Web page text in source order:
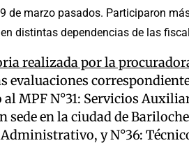
de marzo pasados. Participaron
distintas dependencias de las
realizada por la
evaluaciones
MPF N°31: Servicios
sede en la ciudad de
y N°36: